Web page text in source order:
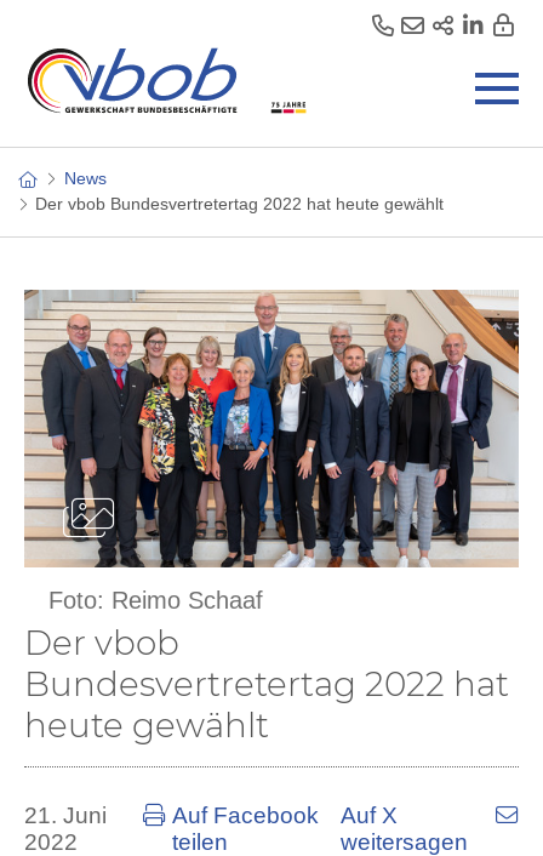
News
Der vbob Bundesvertretertag 2022 hat heute gewählt
Foto: Reimo Schaaf
Der vbob
Bundesvertretertag 2022 hat
heute gewählt
21. Juni
2022
Auf Facebook
teilen
Auf X
weitersagen